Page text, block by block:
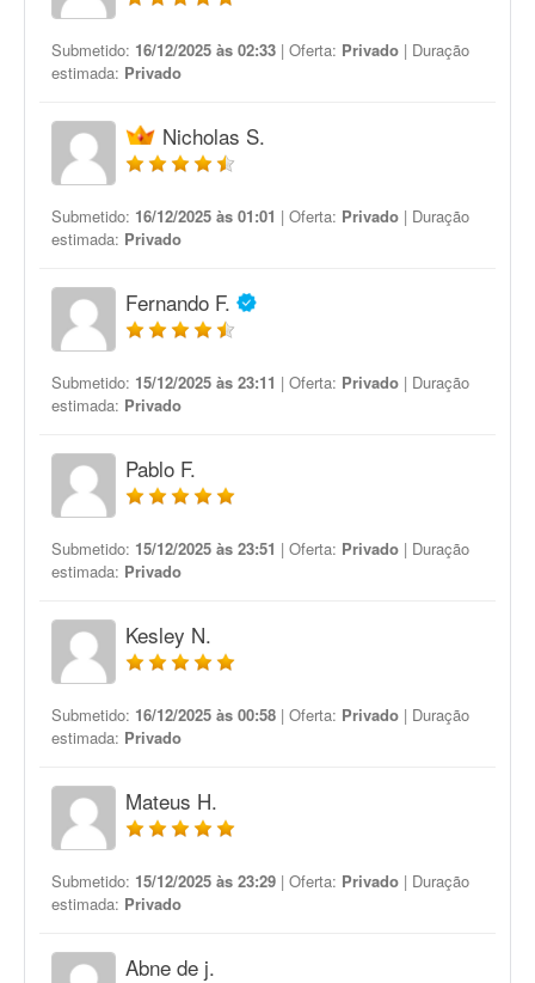
Submetido: 16/12/2025 às 02:33 | Oferta: Privado | Duração
estimada: Privado
Nicholas S.
Submetido: 16/12/2025 às 01:01 | Oferta: Privado | Duração
estimada: Privado
Fernando F.
Submetido: 15/12/2025 às 23:11 | Oferta: Privado | Duração
estimada: Privado
Pablo F.
Submetido: 15/12/2025 às 23:51 | Oferta: Privado | Duração
estimada: Privado
Kesley N.
Submetido: 16/12/2025 às 00:58 | Oferta: Privado | Duração
estimada: Privado
Mateus H.
Submetido: 15/12/2025 às 23:29 | Oferta: Privado | Duração
estimada: Privado
Abne de j.